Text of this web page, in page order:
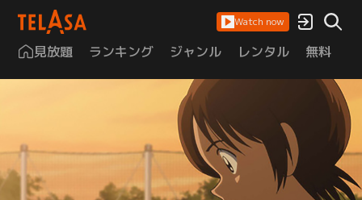
Watch now
見放題 ランキング ジャンル レンタル 無料